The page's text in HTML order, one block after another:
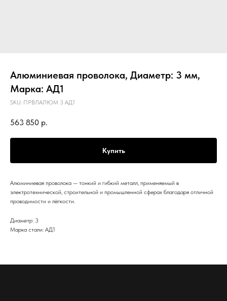
Алюминиевая проволока, Диаметр: 3 мм,
Марка: АД1
SKU: ПРВЛАЛЮМ 3 АД1
563 850 р.
Купить
Алюминиевая проволока — тонкий и гибкий металл, применяемый в
электротехнической, строительной и промышленной сферах благодаря отличной
проводимости и лёгкости.
Диаметр: 3
Марка стали: АД1